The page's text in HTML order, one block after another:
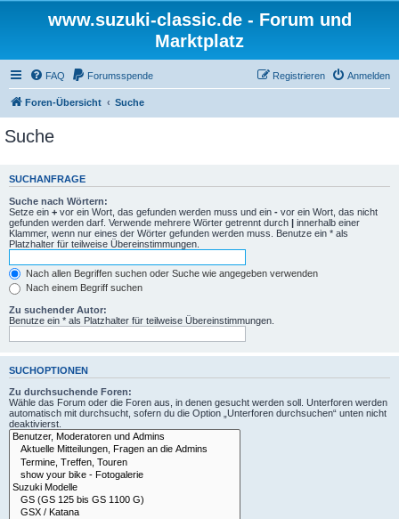
www.suzuki-classic.de - Forum und
Marktplatz
FAQ Forumsspende Anmelden
Registrieren
Foren-Übersicht Suche
Suche
SUCHANFRAGE
Suche nach Wörtern:
Setze ein + vor ein Wort, das gefunden werden muss und ein - vor ein Wort, das nicht
gefunden werden darf. Verwende mehrere Wörter getrennt durch | innerhalb einer
Klammer, wenn nur eines der Wörter gefunden werden muss. Benutze ein * als
Platzhalter für teilweise Übereinstimmungen.
Nach allen Begriffen suchen oder Suche wie angegeben verwenden
Nach einem Begriff suchen
Zu suchender Autor:
Benutze ein * als Platzhalter für teilweise Übereinstimmungen.
SUCHOPTIONEN
Zu durchsuchende Foren:
Wähle das Forum oder die Foren aus, in denen gesucht werden soll. Unterforen werden
automatisch mit durchsucht, sofern du die Option „Unterforen durchsuchen“ unten nicht
deaktivierst.